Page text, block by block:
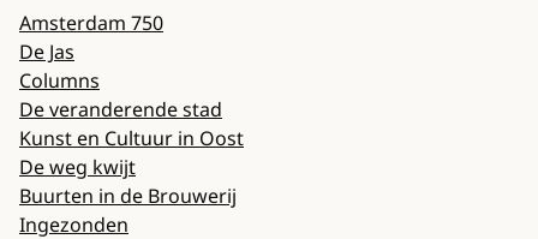
Amsterdam 750
De Jas
Columns
De veranderende stad
Kunst en Cultuur in Oost
De weg kwijt
Buurten in de Brouwerij
Ingezonden